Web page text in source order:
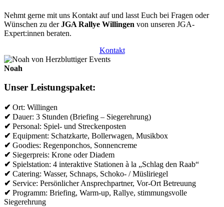
Nehmt gerne mit uns Kontakt auf und lasst Euch bei Fragen oder
Wünschen zu derJGA Rallye Willingen von unseren JGA-
Expert:innen beraten.
Kontakt
Noah
Unser Leistungspaket:
✔ Ort: Willingen
✔ Dauer: 3 Stunden (Briefing – Siegerehrung)
✔ Personal: Spiel- und Streckenposten
✔ Equipment: Schatzkarte, Bollerwagen, Musikbox
✔ Goodies: Regenponchos, Sonnencreme
✔ Siegerpreis: Krone oder Diadem
✔ Spielstation: 4 interaktive Stationen à la „Schlag den Raab“
✔ Catering: Wasser, Schnaps, Schoko- / Müsliriegel
✔ Service: Persönlicher Ansprechpartner, Vor-Ort Betreuung
✔ Programm: Briefing, Warm-up, Rallye, stimmungsvolle
Siegerehrung